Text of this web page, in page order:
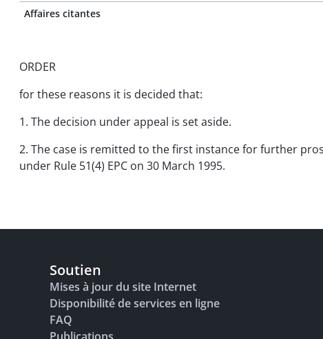
Affaires citantes
ORDER
for these reasons it is decided that:
1. The decision under appeal is set aside.
2. The case is remitted to the first instance for further
under Rule 51(4) EPC on 30 March 1995.
Soutien
Mises à jour du site Internet
Disponibilité de services en ligne
FAQ